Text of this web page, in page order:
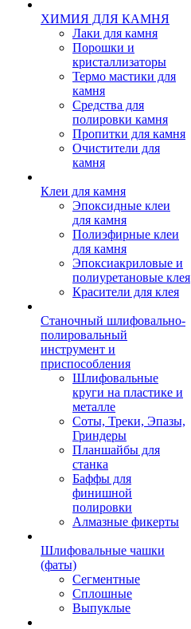
ХИМИЯ ДЛЯ КАМНЯ
Лаки для камня
Порошки и
кристаллизаторы
Термо мастики для
камня
Средства для
полировки камня
Пропитки для камня
Очистители для
камня
Клеи для камня
Эпоксидные клеи
для камня
Полиэфирные клеи
для камня
Эпоксиакриловые и
полиуретановые клея
Красители для клея
Станочный шлифовально-
полировальный
инструмент и
приспособления
Шлифовальные
круги на пластике и
металле
Соты, Треки, Эпазы,
Гриндеры
Планшайбы для
станка
Баффы для
финишной
полировки
Алмазные фикерты
Шлифовальные чашки
(фаты)
Сегментные
Сплошные
Выпуклые